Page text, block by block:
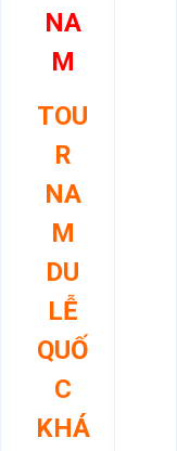
NA
M
TOU
R
NA
M
DU
LỄ
QUỐ
C
KHÁ